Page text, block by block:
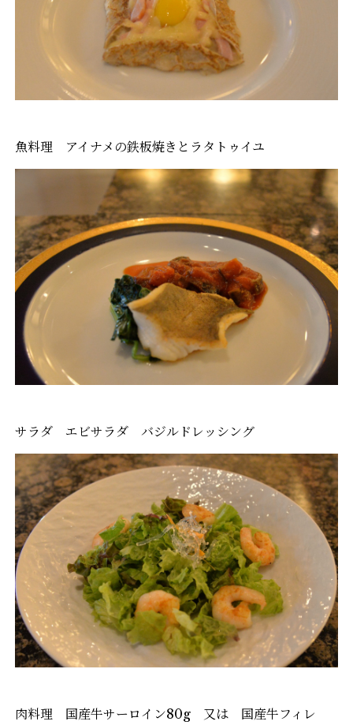
魚料理 アイナメの鉄板焼きとラタトゥイユ
サラダ エビサラダ バジルドレッシング
肉料理 国産牛サーロイン80g 又は 国産牛フィレ